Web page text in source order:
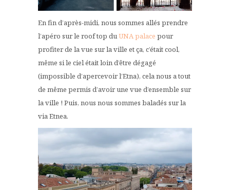
En fin d’après-midi, nous sommes allés prendre
l’apéro sur le roof top duUNA palace pour
profiter de la vue sur la ville et ça, c’était cool,
même si le ciel était loin d’être dégagé
(impossible d’apercevoir l’Etna), cela nous a tout
de même permis d’avoir une vue d’ensemble sur
la ville ! Puis, nous nous sommes baladés sur la
via Etnea.